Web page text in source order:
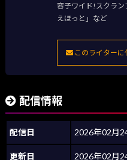
容子ワイド!スクラン
えほっと」など
このライターに
配信情報
配信日 2026年02月
更新日 2026年02月